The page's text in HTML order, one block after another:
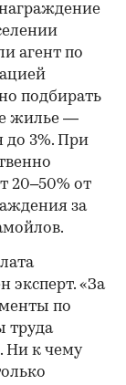
агент по
подбирать
жилье —
до 3%. При
20–50% от
за
эксперт. «За
по
труда
Ни к чему